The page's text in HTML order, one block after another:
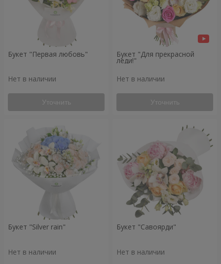
Букет "Первая любовь"
Нет в наличии
Уточнить
Букет "Для прекрасной
леди!"
Нет в наличии
Уточнить
Букет "Silver rain"
Нет в наличии
Букет "Савоярди"
Нет в наличии